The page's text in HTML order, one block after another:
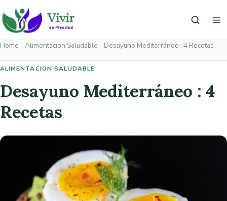
Saltar al contenido
Buscar
Home - Alimentacion Saludable - Desayuno Mediterráneo : 4 Recetas
ALIMENTACION SALUDABLE
Desayuno Mediterráneo : 4
Recetas